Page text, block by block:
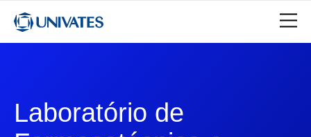
Laboratório de